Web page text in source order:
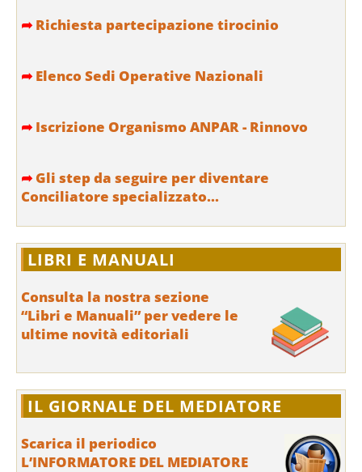
➦ Richiesta partecipazione tirocinio
➦ Elenco Sedi Operative Nazionali
➦ Iscrizione Organismo ANPAR - Rinnovo
➦ Gli step da seguire per diventare
Conciliatore specializzato...
LIBRI E MANUALI
Consulta la nostra sezione
“Libri e Manuali” per vedere le
ultime novità editoriali
IL GIORNALE DEL MEDIATORE
Scarica il periodico
L’INFORMATORE DEL MEDIATORE